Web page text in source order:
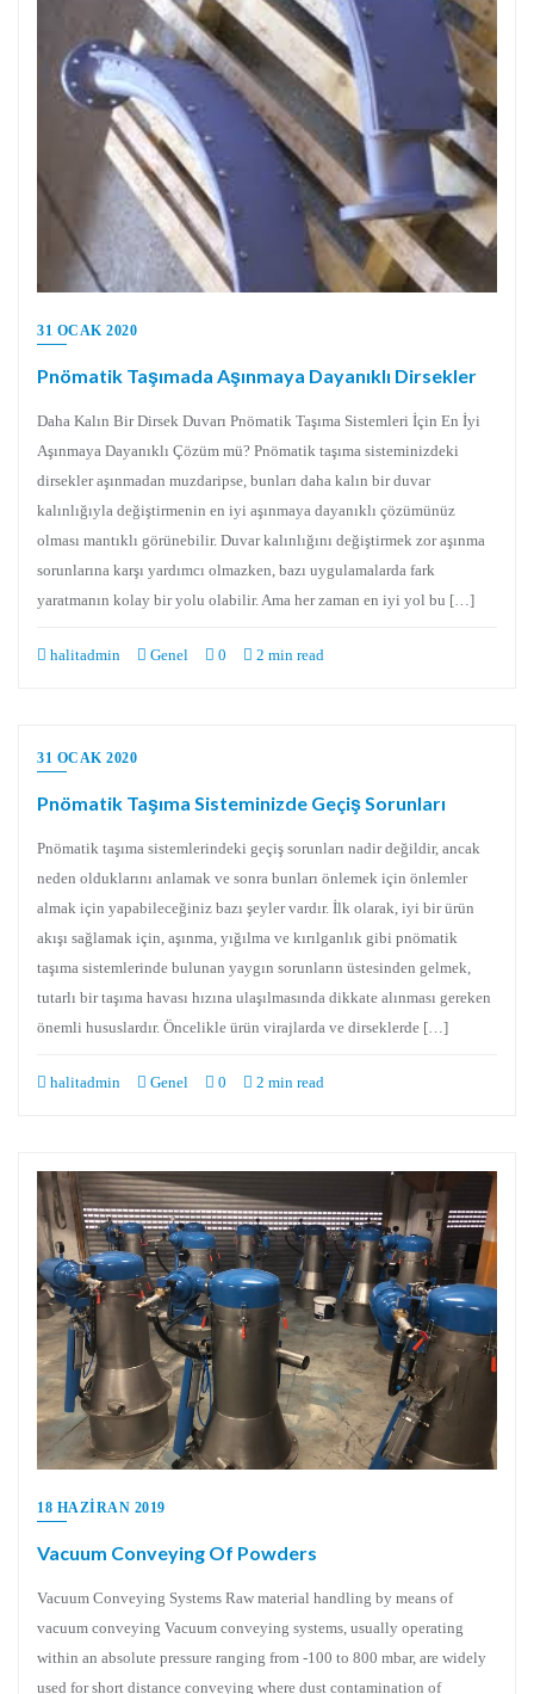
31 OCAK 2020
Pnömatik Taşımada Aşınmaya Dayanıklı Dirsekler
Daha Kalın Bir Dirsek Duvarı Pnömatik Taşıma Sistemleri İçin En İyi
Aşınmaya Dayanıklı Çözüm mü? Pnömatik taşıma sisteminizdeki
dirsekler aşınmadan muzdaripse, bunları daha kalın bir duvar
kalınlığıyla değiştirmenin en iyi aşınmaya dayanıklı çözümünüz
olması mantıklı görünebilir. Duvar kalınlığını değiştirmek zor aşınma
sorunlarına karşı yardımcı olmazken, bazı uygulamalarda fark
yaratmanın kolay bir yolu olabilir. Ama her zaman en iyi yol bu […]
halitadmin Genel 0 2 min read
31 OCAK 2020
Pnömatik Taşıma Sisteminizde Geçiş Sorunları
Pnömatik taşıma sistemlerindeki geçiş sorunları nadir değildir, ancak
neden olduklarını anlamak ve sonra bunları önlemek için önlemler
almak için yapabileceğiniz bazı şeyler vardır. İlk olarak, iyi bir ürün
akışı sağlamak için, aşınma, yığılma ve kırılganlık gibi pnömatik
taşıma sistemlerinde bulunan yaygın sorunların üstesinden gelmek,
tutarlı bir taşıma havası hızına ulaşılmasında dikkate alınması gereken
önemli hususlardır. Öncelikle ürün virajlarda ve dirseklerde […]
halitadmin Genel 0 2 min read
18 HAZIRAN 2019
Vacuum Conveying Of Powders
Vacuum Conveying Systems Raw material handling by means of
vacuum conveying Vacuum conveying systems, usually operating
within an absolute pressure ranging from -100 to 800 mbar, are widely
used for short distance conveying where dust contamination of